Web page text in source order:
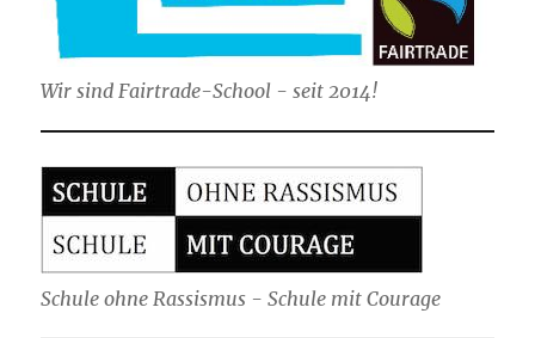
Wir sind Fairtrade-School - seit 2014!
Schule ohne Rassismus - Schule mit Courage